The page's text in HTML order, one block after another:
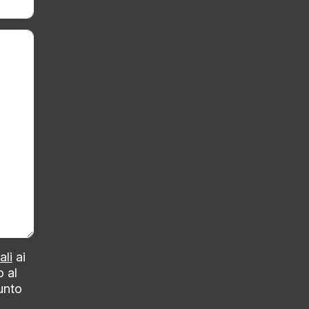
ai
al